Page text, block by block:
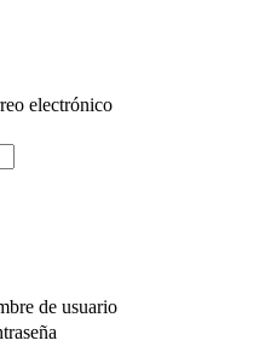
electrónico
de usuario